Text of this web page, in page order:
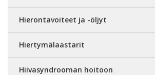
Hierontavoiteet ja -öljyt
Hiertymälaastarit
Hiivasyndrooman hoitoon